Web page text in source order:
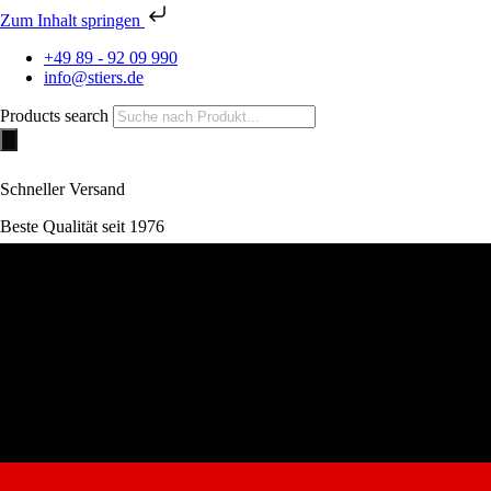
Zum Inhalt springen
+49 89 - 92 09 990
info@stiers.de
Products search
Schneller Versand
Beste Qualität seit 1976